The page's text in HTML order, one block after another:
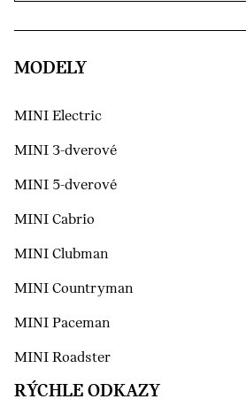
MODELY
MINI Electric
MINI 3-dverové
MINI 5-dverové
MINI Cabrio
MINI Clubman
MINI Countryman
MINI Paceman
MINI Roadster
RÝCHLE ODKAZY